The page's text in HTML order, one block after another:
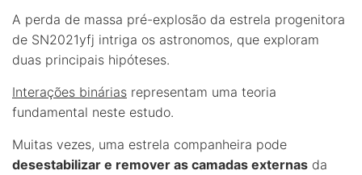
A perda de massa pré-explosão da estrela progenitora
de SN2021yfj intriga os astronomos, que exploram
duas principais hipóteses.
Interações binárias representam uma teoria
fundamental neste estudo.
Muitas vezes, uma estrela companheira pode
desestabilizar e remover as camadas externas da